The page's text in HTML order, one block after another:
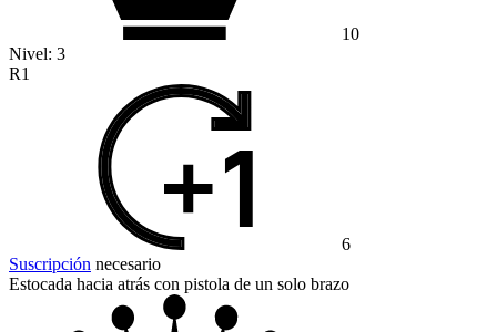
10
Nivel: 3
R1
6
Suscripción necesario
Estocada hacia atrás con pistola de un solo brazo